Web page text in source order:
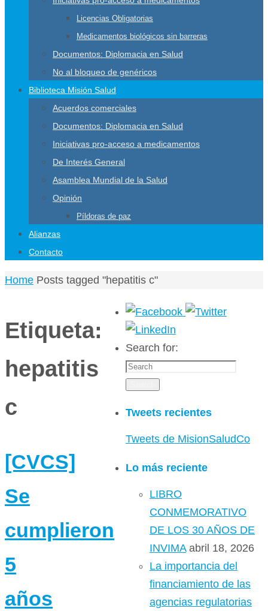
Licencias Obligatorias
Medicamentos biológicos sin barreras
Documentos: Diplomacia en Salud
No al bloqueo de genéricos
Biblioteca Misión Salud
Acuerdos comerciales
Documentos: Diplomacia en Salud
Iniciativas pro-acceso a medicamentos
De Interés General
Asamblea Mundial de la Salud
Opinión
Píldoras de paz
Alianzas
Contacto
Home Posts tagged "hepatitis c"
Etiqueta:
hepatitis
c
[CVCS]
Se
cumplieron
5
años
Search for:
Tweets recientes
Tweets de MisionSaludCo
Lo más reciente
LIBRO
CONMEMORATIVO
DE LOS 30 AÑOS DE
INVIMA abril 18, 2026
La importancia del
financiamiento de las
agencias regulatorias